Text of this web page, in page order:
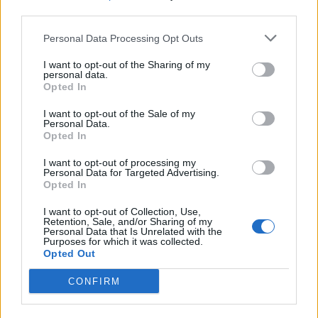
Personal Data Processing Opt Outs
I want to opt-out of the Sharing of my
personal data.
Opted In
I want to opt-out of the Sale of my
Personal Data.
Opted In
I want to opt-out of processing my
Personal Data for Targeted Advertising.
Opted In
I want to opt-out of Collection, Use,
Retention, Sale, and/or Sharing of my
Personal Data that Is Unrelated with the
Purposes for which it was collected.
Opted Out
CONFIRM
Legjobb hátvéd:Pavol Gurcik (HK Spisská
Legjobb csatár:
A torna legjobb játékosa:
Papp Szabolcs
(HSC Csíkszereda).